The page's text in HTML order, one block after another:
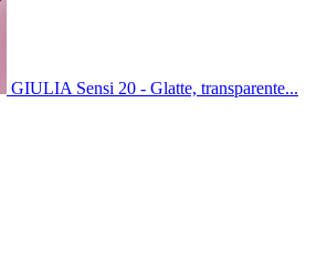
GIULIA Sensi 20 - Glatte, transparente...